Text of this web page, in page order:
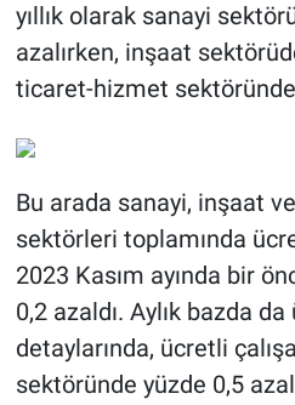
yıllık olarak sanayi
azalırken, inşaat
ticaret-hizmet
Bu arada sanayi, inşaat
sektörleri toplamında
2023 Kasım ayında bir
0,2 azaldı. Aylık bazda
detaylarında, ücretli
sektöründe yüzde 0,5